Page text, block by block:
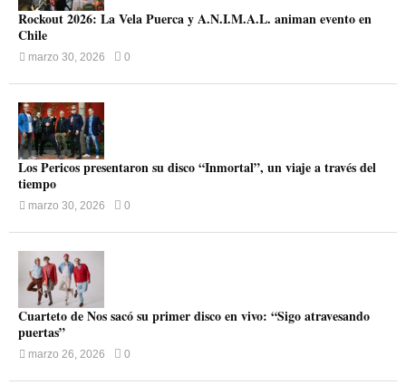
Rockout 2026: La Vela Puerca y A.N.I.M.A.L. animan evento en
Chile
marzo 30, 2026 0
Los Pericos presentaron su disco “Inmortal”, un viaje a través del
tiempo
marzo 30, 2026 0
Cuarteto de Nos sacó su primer disco en vivo: “Sigo atravesando
puertas”
marzo 26, 2026 0